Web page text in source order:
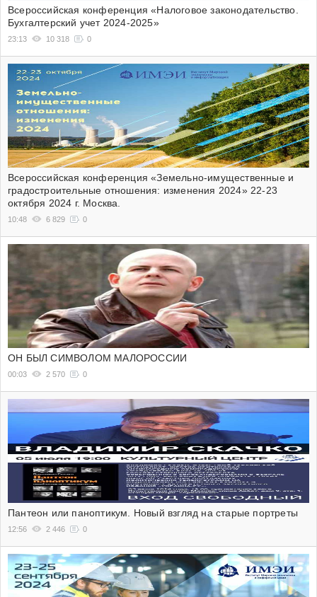
Всероссийская конференция «Налоговое законодательство.
Бухгалтерский учет 2024-2025»
23:13 10 318 0
Всероссийская конференция «Земельно-имущественные и
градостроительные отношения: изменения 2024» 22-23
октября 2024 г. Москва.
10:48 6 829 0
ОН БЫЛ СИМВОЛОМ МАЛОРОССИИ
00:03 2 570 0
Пантеон или паноптикум. Новый взгляд на старые портреты
12:56 2 446 0